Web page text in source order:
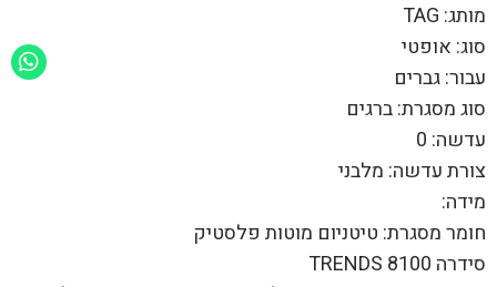
מותג: TAG
סוג: אופטי
עבור: גברים
סוג מסגרת: ברגים
עדשה: 0
צורת עדשה: מלבני
מידה:
חומר מסגרת: טיטניום מוטות פלסטיק
סידרה 8100 TRENDS